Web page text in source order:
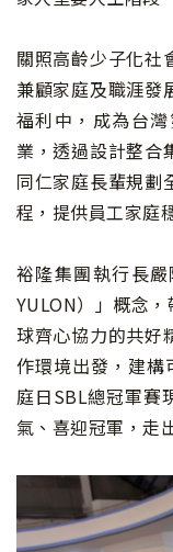
關照高齡少子化社
兼顧家庭及職涯發
福利中，成為台
業，透過設計整合
同仁家庭長輩規劃
程，提供員工家庭
裕隆集團執行長
YULON）」概念
球齊心協力的共好
作環境出發，建
庭日SBL總冠軍賽
氣、喜迎冠軍，走